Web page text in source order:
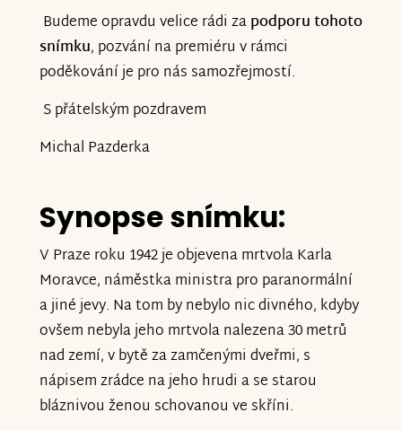
Budeme opravdu velice rádi zapodporu tohoto
snímku, pozvání na premiéru v rámci
poděkování je pro nás samozřejmostí.
S přátelským pozdravem
Michal Pazderka
Synopse snímku:
V Praze roku 1942 je objevena mrtvola Karla
Moravce, náměstka ministra pro paranormální
a jiné jevy. Na tom by nebylo nic divného, kdyby
ovšem nebyla jeho mrtvola nalezena 30 metrů
nad zemí, v bytě za zamčenými dveřmi, s
nápisem zrádce na jeho hrudi a se starou
bláznivou ženou schovanou ve skříni.